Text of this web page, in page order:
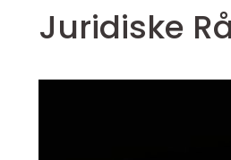
Juridiske